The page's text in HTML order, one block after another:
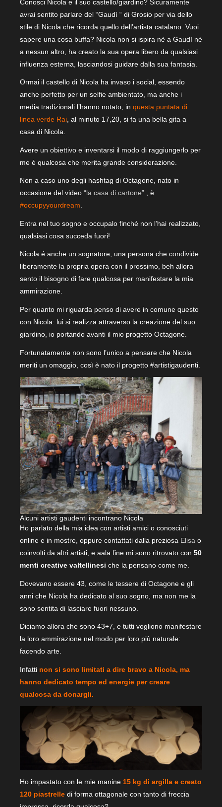
Conosci Nicola e il suo castello/giardino? Sicuramente
avrai sentito parlare del “Gaudì “ di Grosio per via dello
stile di Nicola che ricorda quello dell’artista catalano. Vuoi
sapere una cosa buffa? Nicola non si ispira nè a Gaudì né
a nessun altro, ha creato la sua opera libero da qualsiasi
influenza esterna, lasciandosi guidare dalla sua fantasia.
Ormai il castello di Nicola ha invaso i social, essendo
anche perfetto per un selfie ambientato, ma anche i
media tradizionali l’hanno notato; in questa puntata di
linea verde Rai, al minuto 17,20, si fa una bella gita a
casa di Nicola.
Avere un obiettivo e inventarsi il modo di raggiungerlo per
me è qualcosa che merita grande considerazione.
Non a caso uno degli hashtag di Octagone, nato in
occasione del video “la casa di cartone” , è
#occupyyourdream.
Entra nel tuo sogno e occupalo finché non l’hai realizzato,
qualsiasi cosa succeda fuori!
Nicola é anche un sognatore, una persona che condivide
liberamente la propria opera con il prossimo, beh allora
sento il bisogno di fare qualcosa per manifestare la mia
ammirazione.
Per quanto mi riguarda penso di avere in comune questo
con Nicola: lui si realizza attraverso la creazione del suo
giardino, io portando avanti il mio progetto Octagone.
Fortunatamente non sono l’unico a pensare che Nicola
meriti un omaggio, così è nato il progetto #artistigaudenti.
Alcuni artisti gaudenti incontrano Nicola
Ho parlato della mia idea con artisti amici o conosciuti
online e in mostre, oppure contattati dalla preziosa Elisa o
coinvolti da altri artisti, e aala fine mi sono ritrovato con 50
menti creative valtellinesi che la pensano come me.
Dovevano essere 43, come le tessere di Octagone e gli
anni che Nicola ha dedicato al suo sogno, ma non me la
sono sentita di lasciare fuori nessuno.
Diciamo allora che sono 43+7, e tutti vogliono manifestare
la loro ammirazione nel modo per loro più naturale:
facendo arte.
Infatti non si sono limitati a dire bravo a Nicola, ma
hanno dedicato tempo ed energie per creare
qualcosa da donargli.
Ho impastato con le mie manine 15 kg di argilla e creato
120 piastrelle di forma ottagonale con tanto di freccia